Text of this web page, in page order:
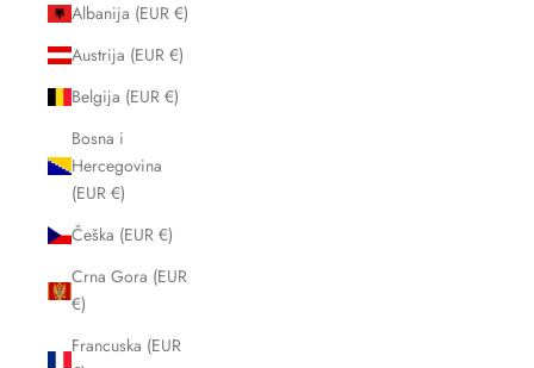
Albanija (EUR €)
Austrija (EUR €)
Belgija (EUR €)
Bosna i
Hercegovina
(EUR €)
Češka (EUR €)
Crna Gora (EUR
€)
Francuska (EUR